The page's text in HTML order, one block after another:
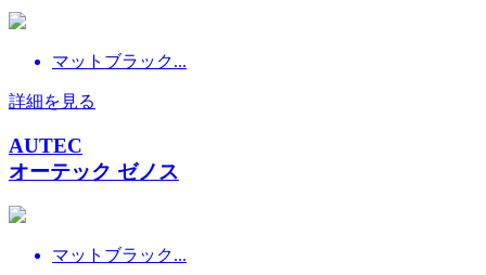
マットブラック...
詳細を見る
AUTEC
オーテック ゼノス
マットブラック...